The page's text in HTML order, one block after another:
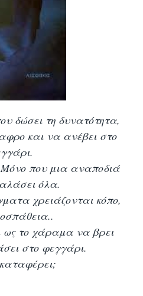
δώσει τη δυνατότητα,
και να ανέβει στο
που μια αναποδιά
όλα.
χρειάζονται κόπο,
ως το χάραμα να βρει
στο φεγγάρι.